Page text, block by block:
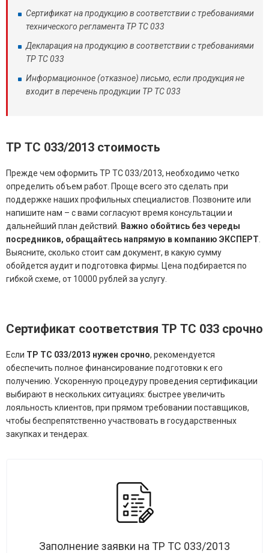
Сертификат на продукцию в соответствии с требованиями
технического регламента ТР ТС 033
Декларация на продукцию в соответствии с требованиями
ТР ТС 033
Информационное (отказное) письмо, если продукция не
входит в перечень продукции ТР ТС 033
ТР ТС 033/2013 стоимость
Прежде чем оформить ТР ТС 033/2013, необходимо четко
определить объем работ. Проще всего это сделать при
поддержке наших профильных специалистов. Позвоните или
напишите нам – с вами согласуют время консультации и
дальнейший план действий.
Важно обойтись без череды
посредников, обращайтесь напрямую в компанию ЭКСПЕРТ
Выясните, сколько стоит сам документ, в какую сумму
обойдется аудит и подготовка фирмы. Цена подбирается по
гибкой схеме, от 10000 рублей за услугу.
Сертификат соответствия ТР ТС 033 срочно
Если ТР ТС 033/2013 нужен срочно, рекомендуется
обеспечить полное финансирование подготовки к его
получению. Ускоренную процедуру проведения сертификации
выбирают в нескольких ситуациях: быстрее увеличить
лояльность клиентов, при прямом требовании поставщиков,
чтобы беспрепятственно участвовать в государственных
закупках и тендерах.
Заполнение заявки на ТР ТС 033/2013